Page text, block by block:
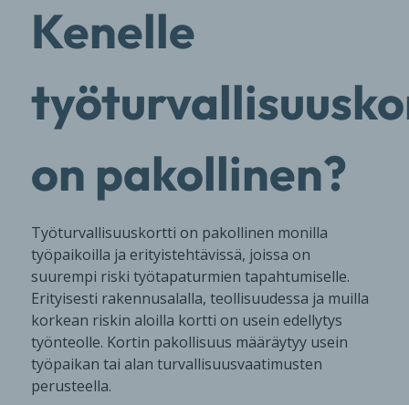
Kenelle
on pakollinen?
Työturvallisuuskortti on pakollinen monilla
työpaikoilla ja erityistehtävissä, joissa on
suurempi riski työtapaturmien tapahtumiselle.
Erityisesti rakennusalalla, teollisuudessa ja muilla
korkean riskin aloilla kortti on usein edellytys
työnteolle. Kortin pakollisuus määräytyy usein
työpaikan tai alan turvallisuusvaatimusten
perusteella.